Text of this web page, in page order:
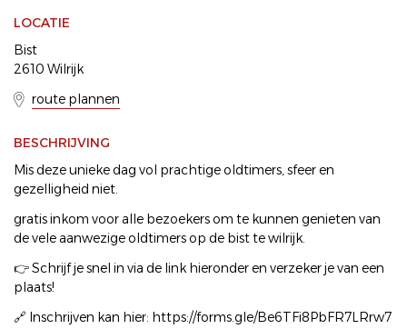
LOCATIE
Bist
2610 Wilrijk
route plannen
BESCHRIJVING
Mis deze unieke dag vol prachtige oldtimers, sfeer en
gezelligheid niet.
gratis inkom voor alle bezoekers om te kunnen genieten van
de vele aanwezige oldtimers op de bist te wilrijk.
👉 Schrijf je snel in via de link hieronder en verzeker je van een
plaats!
🔗 Inschrijven kan hier: https://forms.gle/Be6TFi8PbFR7LRrw7